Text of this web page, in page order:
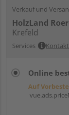
Verkauf und
HolzLand
Krefeld
Services Kontakt
Online
Auf